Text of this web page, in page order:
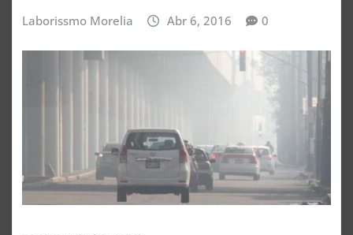
Laborissmo Morelia Abr 6, 2016 0